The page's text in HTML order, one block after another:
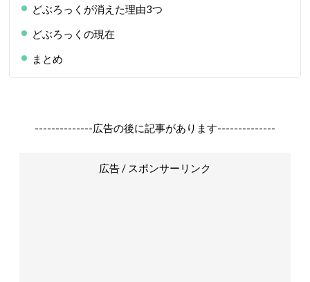
どぶろっくが消えた理由3つ
どぶろっくの現在
まとめ
--------------広告の後に記事があります--------------
広告 / スポンサーリンク